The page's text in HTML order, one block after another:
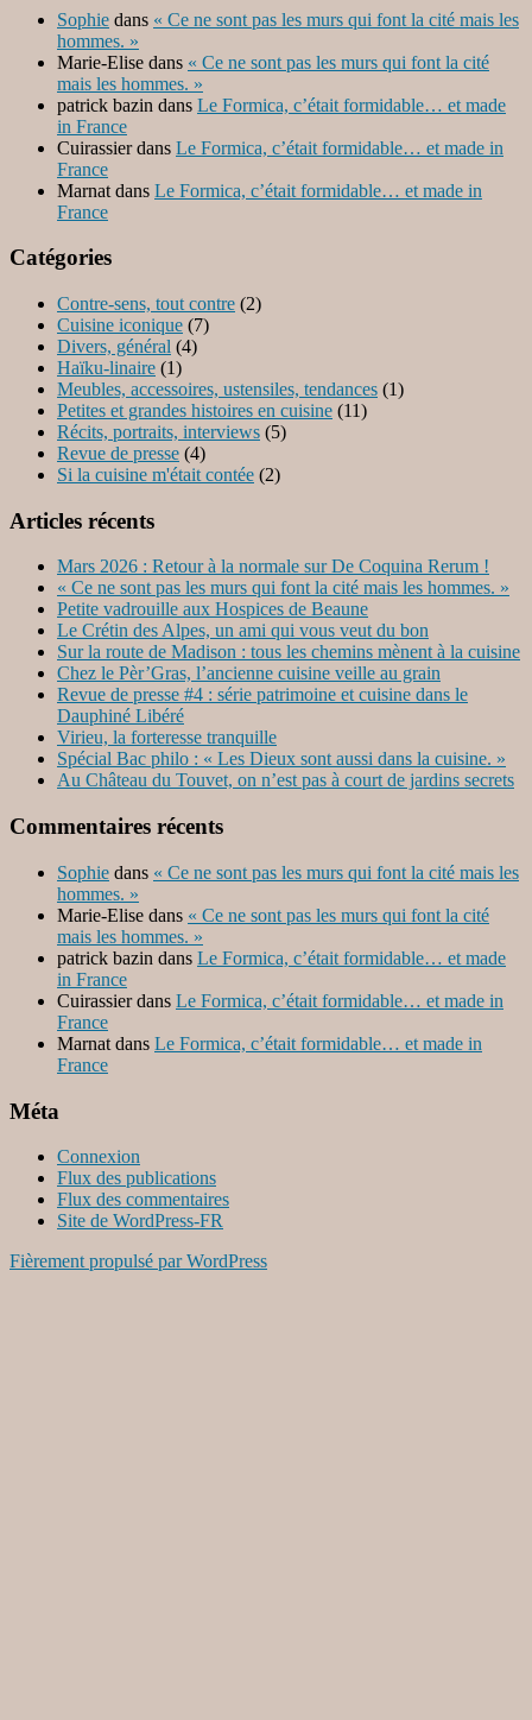
Sophie dans « Ce ne sont pas les murs qui font la cité mais les
hommes. »
Marie-Elise dans « Ce ne sont pas les murs qui font la cité
mais les hommes. »
patrick bazin dans Le Formica, c’était formidable… et made
in France
Cuirassierdans Le Formica, c’était formidable… et made in
France
Marnat dans Le Formica, c’était formidable… et made in
France
Catégories
Contre-sens, tout contre (2)
Cuisine iconique (7)
Divers, général (4)
Haïku-linaire (1)
Meubles, accessoires, ustensiles, tendances (1)
Petites et grandes histoires en cuisine (11)
Récits, portraits, interviews (5)
Revue de presse (4)
Si la cuisine m'était contée (2)
Articles récents
Mars 2026 : Retour à la normale sur De Coquina Rerum !
« Ce ne sont pas les murs qui font la cité mais les hommes. »
Petite vadrouille aux Hospices de Beaune
Le Crétin des Alpes, un ami qui vous veut du bon
Sur la route de Madison : tous les chemins mènent à la cuisine
Chez le Pèr’Gras, l’ancienne cuisine veille au grain
Revue de presse #4 : série patrimoine et cuisine dans le
Dauphiné Libéré
Virieu, la forteresse tranquille
Spécial Bac philo : « Les Dieux sont aussi dans la cuisine. »
Au Château du Touvet, on n’est pas à court de jardins secrets
Commentaires récents
Sophie dans « Ce ne sont pas les murs qui font la cité mais les
hommes. »
Marie-Elise dans « Ce ne sont pas les murs qui font la cité
mais les hommes. »
patrick bazin dans Le Formica, c’était formidable… et made
in France
Cuirassierdans Le Formica, c’était formidable… et made in
France
Marnat dans Le Formica, c’était formidable… et made in
France
Méta
Connexion
Flux des publications
Flux des commentaires
Site de WordPress-FR
Fièrement propulsé par WordPress